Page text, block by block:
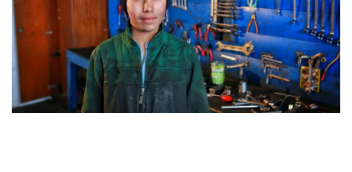
DOCUMENTOS
EMTD
NOTICIAS